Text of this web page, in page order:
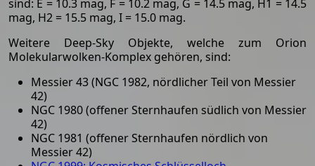
sind: E = 10.3 mag, F = 10.2 mag, G = 14.5 mag, H1 = 14.5
mag, H2 = 15.5 mag, I = 15.0 mag.
Weitere Deep-Sky Objekte, welche zum Orion
Molekularwolken-Komplex gehören, sind:
Messier 43 (NGC 1982, nördlicher Teil von Messier
42)
NGC 1980 (offener Sternhaufen südlich von Messier
42)
NGC 1981 (offener Sternhaufen nördlich von
Messier 42)